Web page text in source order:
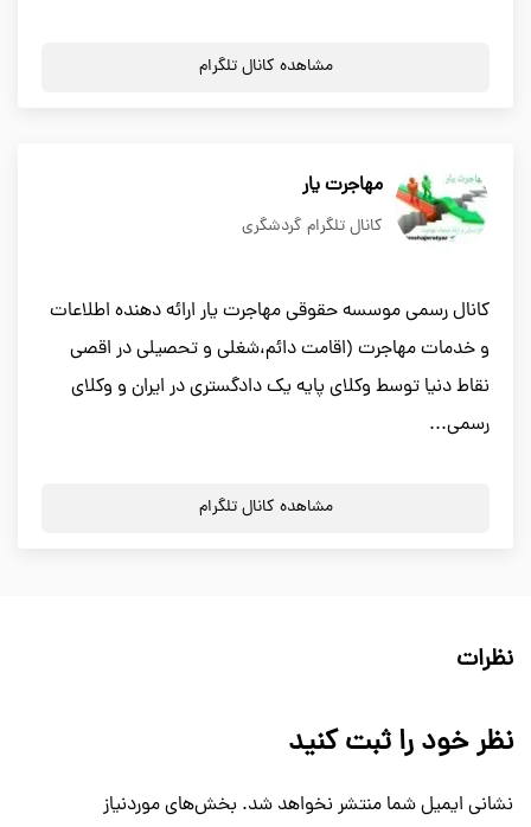
مشاهده کانال تلگرام
مهاجرت یار
کانال تلگرام گردشگری
کانال رسمی موسسه حقوقی مهاجرت یار ارائه دهنده اطلاعات
و خدمات مهاجرت (اقامت دائم،شغلی و تحصیلی در اقصی
نقاط دنیا توسط وکلای پایه یک دادگستری در ایران و وکلای
رسمی...
مشاهده کانال تلگرام
نظرات
نظر خود را ثبت کنید
نشانی ایمیل شما منتشر نخواهد شد. بخش‌های موردنیاز